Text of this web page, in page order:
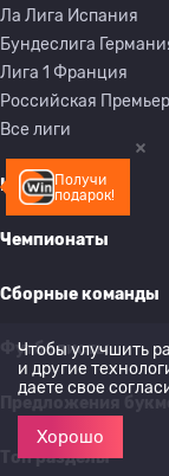
Получи
подарок!
Ла Лига Испания
Бундеслига
Лига 1 Франция
Российская
Все лиги
Клубы
Чемпионаты
Сборные команды
Футболисты
Топ разделы
Чтобы улучшить
и другие
даете свое
Хорошо